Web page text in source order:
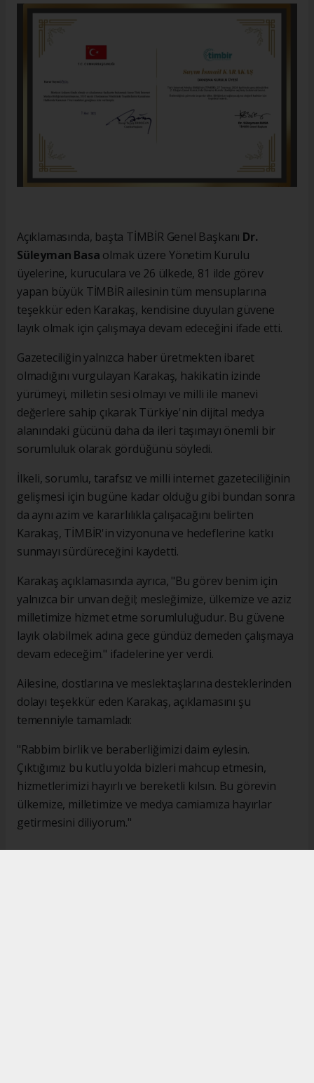
Açıklamasında, başta TİMBİR Genel Başkanı Dr.
Süleyman Basa olmak üzere Yönetim Kurulu
üyelerine, kuruculara ve 26 ülkede, 81 ilde görev
yapan büyük TİMBİR ailesinin tüm mensuplarına
teşekkür eden Karakaş, kendisine duyulan güvene
layık olmak için çalışmaya devam edeceğini ifade etti.
Gazeteciliğin yalnızca haber üretmekten ibaret
olmadığını vurgulayan Karakaş, hakikatin izinde
yürümeyi, milletin sesi olmayı ve milli ile manevi
değerlere sahip çıkarak Türkiye'nin dijital medya
alanındaki gücünü daha da ileri taşımayı önemli bir
sorumluluk olarak gördüğünü söyledi.
İlkeli, sorumlu, tarafsız ve milli internet gazeteciliğinin
gelişmesi için bugüne kadar olduğu gibi bundan sonra
da aynı azim ve kararlılıkla çalışacağını belirten
Karakaş, TİMBİR'in vizyonuna ve hedeflerine katkı
sunmayı sürdüreceğini kaydetti.
Karakaş açıklamasında ayrıca, "Bu görev benim için
yalnızca bir unvan değil; mesleğimize, ülkemize ve aziz
milletimize hizmet etme sorumluluğudur. Bu güvene
layık olabilmek adına gece gündüz demeden çalışmaya
devam edeceğim." ifadelerine yer verdi.
Ailesine, dostlarına ve meslektaşlarına desteklerinden
dolayı teşekkür eden Karakaş, açıklamasını şu
temenniyle tamamladı:
"Rabbim birlik ve beraberliğimizi daim eylesin.
Çıktığımız bu kutlu yolda bizleri mahcup etmesin,
hizmetlerimizi hayırlı ve bereketli kılsın. Bu görevin
ülkemize, milletimize ve medya camiamıza hayırlar
getirmesini diliyorum."